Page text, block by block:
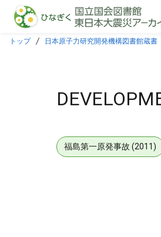
本文に飛ぶ
トップ 日本原子力研究開発機構図書館蔵書
福島第一原発事故 (2011)